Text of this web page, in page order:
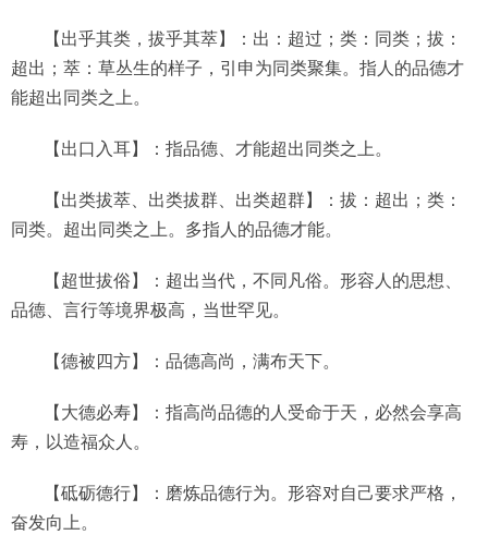
【出乎其类，拔乎其萃】：出：超过；类：同类；拔：
超出；萃：草丛生的样子，引申为同类聚集。指人的品德才
能超出同类之上。
【出口入耳】：指品德、才能超出同类之上。
【出类拔萃、出类拔群、出类超群】：拔：超出；类：
同类。超出同类之上。多指人的品德才能。
【超世拔俗】：超出当代，不同凡俗。形容人的思想、
品德、言行等境界极高，当世罕见。
【德被四方】：品德高尚，满布天下。
【大德必寿】：指高尚品德的人受命于天，必然会享高
寿，以造福众人。
【砥砺德行】：磨炼品德行为。形容对自己要求严格，
奋发向上。